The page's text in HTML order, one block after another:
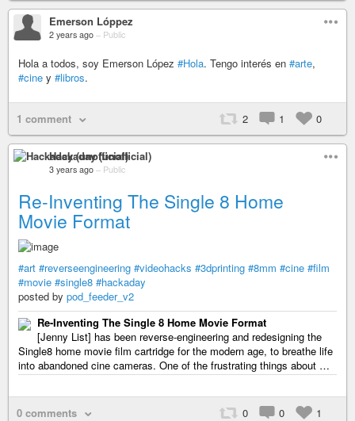
Emerson Lóppez
2 years ago – Public
Hola a todos, soy Emerson López #Hola. Tengo interés en #arte,
#cine y #libros.
1 comment 2 1 0
Hackaday (unofficial)
3 years ago – Public
Re-Inventing The Single 8 Home
Movie Format
#art #reverseengineering #videohacks #3dprinting #8mm #cine #film
#movie #single8 #hackaday
posted by pod_feeder_v2
Re-Inventing The Single 8 Home Movie Format
[Jenny List] has been reverse-engineering and redesigning the
Single8 home movie film cartridge for the modern age, to breathe life
into abandoned cine cameras. One of the frustrating things about …
0 comments 0 0 1